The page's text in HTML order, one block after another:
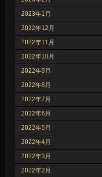
2023年1月
2022年12月
2022年11月
2022年10月
2022年9月
2022年8月
2022年7月
2022年6月
2022年5月
2022年4月
2022年3月
2022年2月